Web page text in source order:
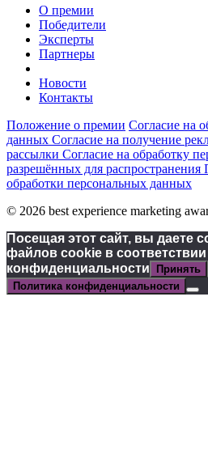
О премии
Победители
Эксперты
Партнеры
Новости
Контакты
Положение о премии Согласие на
данных Согласие на получение
рассылки Согласие на обработку
разрешённых для распространения
обработки персональных данных
© 2026 best experience marketing
Посещая этот сайт, вы даете
файлов cookie в
конфиденциальности
Принять
Политика конфиденциальности